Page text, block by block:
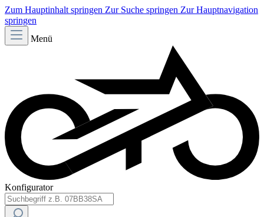
Zum Hauptinhalt springen Zur Suche springen Zur Hauptnavigation
springen
Menü
Konfigurator